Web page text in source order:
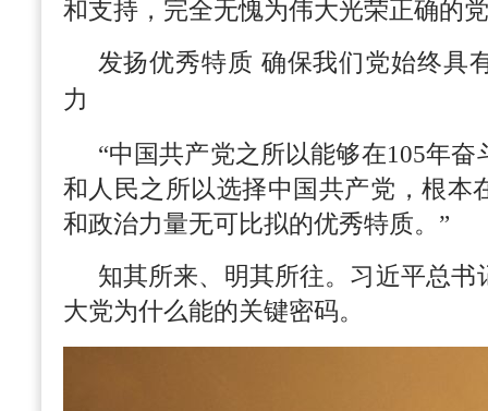
和支持，完全无愧为伟大光荣正确的
发扬优秀特质 确保我们党始终具
力
“中国共产党之所以能够在105年
和人民之所以选择中国共产党，根本
和政治力量无可比拟的优秀特质。”
知其所来、明其所往。习近平总
大党为什么能的关键密码。